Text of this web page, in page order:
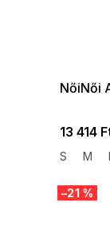
NőiNői
13 414
S M
–21 %